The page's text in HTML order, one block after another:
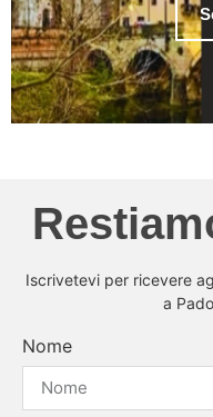
Iscrivetevi per ricevere
a
Nome